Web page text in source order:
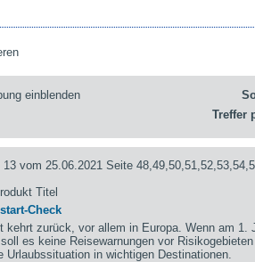
einblenden
Treffer
vom 25.06.2021 Seite
Titel
Check
kehrt zurück, vor allem in Europa. Wenn am 1.
es keine Reisewarnungen vor
Urlaubssituation in wichtigen Destinationen.